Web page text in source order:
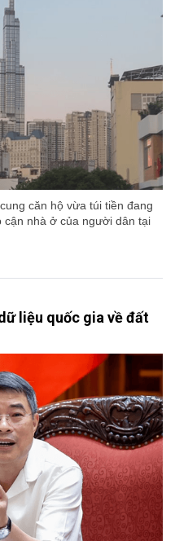
căn hộ vừa túi tiền đang
cận nhà ở của người dân tại
liệu quốc gia về đất